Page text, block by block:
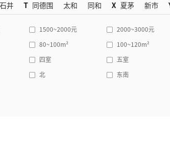
石井 T 同德围 太和 同和 X 夏茅 新市
1500~2000元 2000~3000元
80~100m² 100~120m²
四室 五室
北 东南